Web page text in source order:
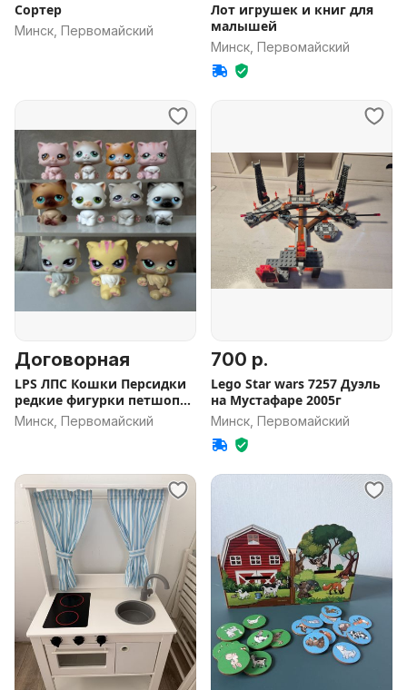
Сортер
Минск, Первомайский
Лот игрушек и книг для
малышей
Минск, Первомайский
Договорная
LPS ЛПС Кошки Персидки
редкие фигурки петшоп
ориг
Минск, Первомайский
700 р.
Lego Star wars 7257 Дуэль
на Мустафаре 2005г
Минск, Первомайский